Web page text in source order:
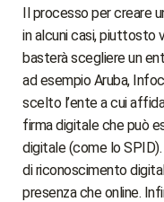
Il processo per creare
in alcuni casi, piuttosto
basterà scegliere un
ad esempio Aruba,
scelto l’ente a cui
firma digitale che può
digitale (come lo
di riconoscimento
presenza che online.